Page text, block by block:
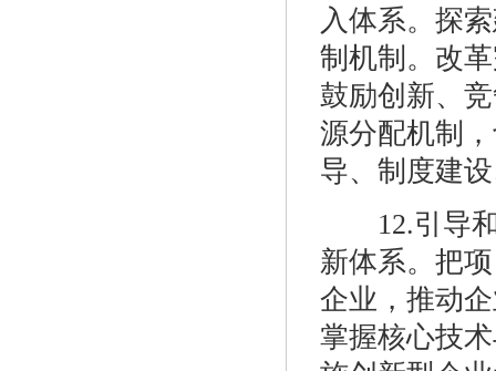
入体系。探
制机制。改
鼓励创新、
源分配机制
导、制度建
12.引导和
新体系。把
企业，推动
掌握核心技